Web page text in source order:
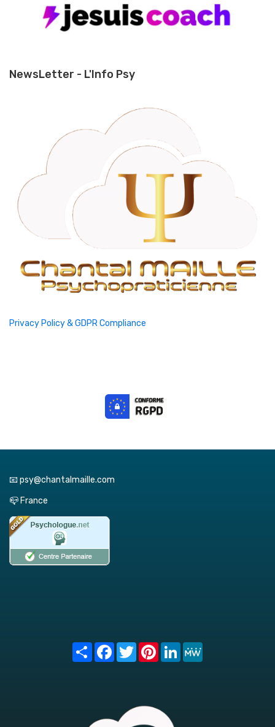
NewsLetter - L'Info Psy
Privacy Policy & GDPR Compliance
📧 psy@chantalmaille.com
📪 France
Share FacebookTwitterPinterest
LinkedIn